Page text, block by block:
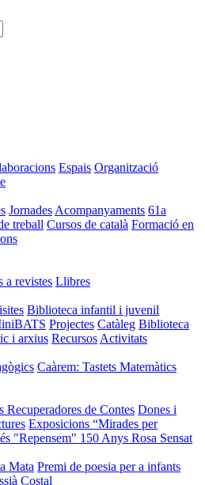
Espais Organització
Jornades Acompanyaments 61a
treball Cursos de català Formació en
a revistes Llibres
Biblioteca infantil i juvenil
Projectes Catàleg Biblioteca
i arxius Recursos Activitats
Caàrem: Tastets Matemàtics
de Contes Dones i
Exposicions “Mirades per
"Repensem" 150 Anys Rosa Sensat
Mata Premi de poesia per a infants
Costal